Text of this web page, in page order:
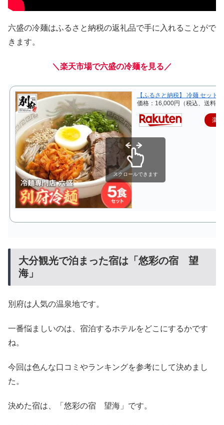
六盛の冷麺はふるさと納税の返礼品で手に入れることがで
きます。
＼楽天市場で六盛の冷麺を見る／
【ふるさと納税】 冷麺 セット
価格：16,000円（税込、送料無
楽
スクロールできます
大分観光で泊まった宿は「悠彩の宿 望
海」
別府は人気の温泉地です。
一番悩ましいのは、宿泊するホテルをどこにするかです
ね。
今回は色んな口コミやランキングを参考にして決めまし
た。
決めた宿は、「悠彩の宿 望海」です。